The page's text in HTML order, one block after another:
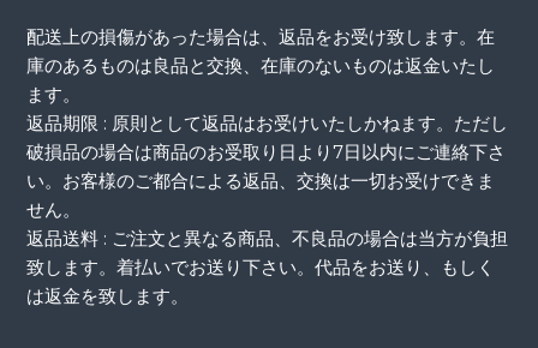
配送上の損傷があった場合は、返品をお受け致します。在
庫のあるものは良品と交換、在庫のないものは返金いたし
ます。
返品期限 : 原則として返品はお受けいたしかねます。ただし
破損品の場合は商品のお受取り日より7日以内にご連絡下さ
い。お客様のご都合による返品、交換は一切お受けできま
せん。
返品送料 : ご注文と異なる商品、不良品の場合は当方が負担
致します。着払いでお送り下さい。代品をお送り、もしく
は返金を致します。